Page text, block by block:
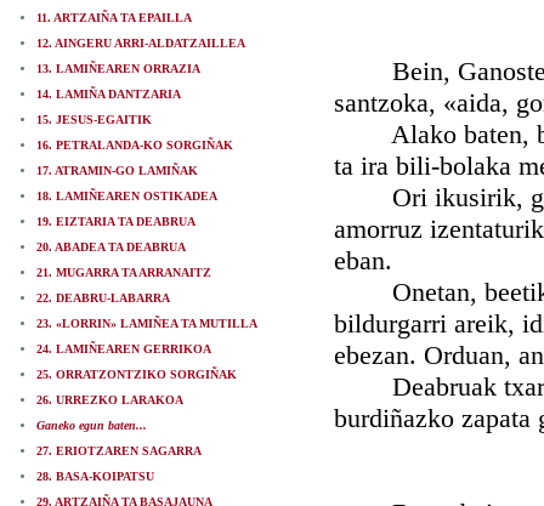
11. ARTZAIÑA TA EPAILLA
12. AINGERU ARRI-ALDATZAILLEA
13. LAMIÑEAREN ORRAZIA
14. LAMIÑA DANTZARIA
15. JESUS-EGAITIK
16. PETRALANDA-KO SORGIÑAK
17. ATRAMIN-GO LAMIÑAK
18. LAMIÑEAREN OSTIKADEA
19. EIZTARIA TA DEABRUA
20. ABADEA TA DEABRUA
21. MUGARRA TA ARRANAITZ
22. DEABRU-LABARRA
23. «LORRIN» LAMIÑEA TA MUTILLA
24. LAMIÑEAREN GERRIKOA
25. ORRATZONTZIKO SORGIÑAK
26. URREZKO LARAKOA
Ganeko egun baten...
27. ERIOTZAREN SAGARRA
28. BASA-KOIPATSU
29. ARTZAIÑA TA BASAJAUNA
Bein, Ganoste-
santzoka, «aida,
Alako baten,
ta ira bili-bolaka
Ori ikusirik,
amorruz
eban.
Onetan, beetik
bildurgarri areik,
ebezan. Orduan,
Deabruak
burdiñazko zapata